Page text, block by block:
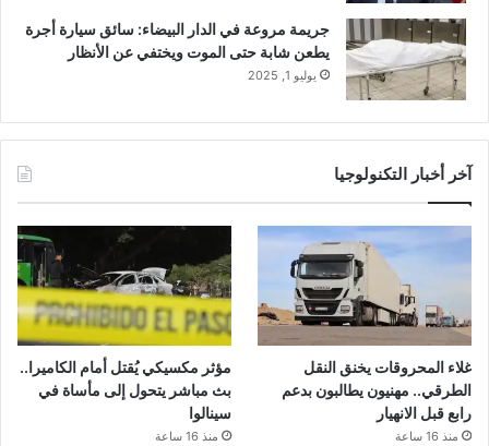
جريمة مروعة في الدار البيضاء: سائق سيارة أجرة
يطعن شابة حتى الموت ويختفي عن الأنظار
يوليو 1, 2025
آخر أخبار التكنولوجيا
غلاء المحروقات يخنق النقل
الطرقي.. مهنيون يطالبون بدعم
رابع قبل الانهيار
منذ 16 ساعة
مؤثر مكسيكي يُقتل أمام الكاميرا..
بث مباشر يتحول إلى مأساة في
سينالوا
منذ 16 ساعة